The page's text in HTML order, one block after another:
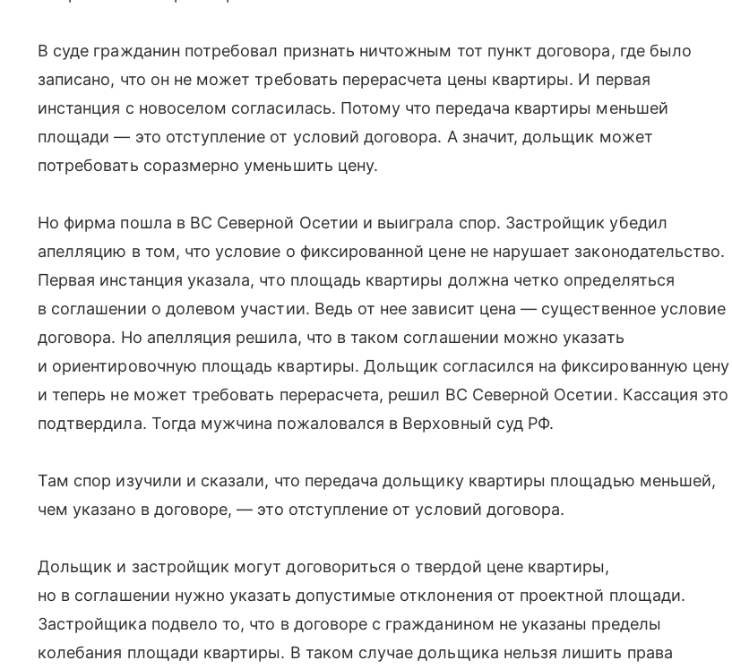
В суде гражданин потребовал признать ничтожным тот пункт договора, где было
записано, что он не может требовать перерасчета цены квартиры. И первая
инстанция с новоселом согласилась. Потому что передача квартиры меньшей
площади — это отступление от условий договора. А значит, дольщик может
потребовать соразмерно уменьшить цену.
Но фирма пошла в ВС Северной Осетии и выиграла спор. Застройщик убедил
апелляцию в том, что условие о фиксированной цене не нарушает законодательство.
Первая инстанция указала, что площадь квартиры должна четко определяться
в соглашении о долевом участии. Ведь от нее зависит цена — существенное условие
договора. Но апелляция решила, что в таком соглашении можно указать
и ориентировочную площадь квартиры. Дольщик согласился на фиксированную цену
и теперь не может требовать перерасчета, решил ВС Северной Осетии. Кассация это
подтвердила. Тогда мужчина пожаловался в Верховный суд РФ.
Там спор изучили и сказали, что передача дольщику квартиры площадью меньшей,
чем указано в договоре, — это отступление от условий договора.
Дольщик и застройщик могут договориться о твердой цене квартиры,
но в соглашении нужно указать допустимые отклонения от проектной площади.
Застройщика подвело то, что в договоре с гражданином не указаны пределы
колебания площади квартиры. В таком случае дольщика нельзя лишить права